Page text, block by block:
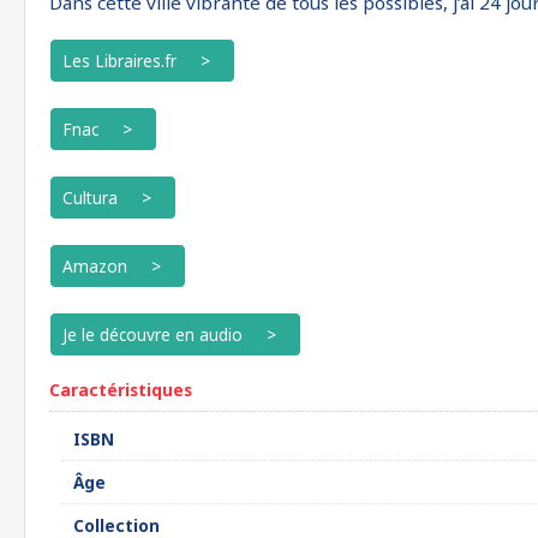
Les Libraires.fr
Fnac
Cultura
Amazon
Je le découvre en audio
Caractéristiques
ISBN
Âge
Collection